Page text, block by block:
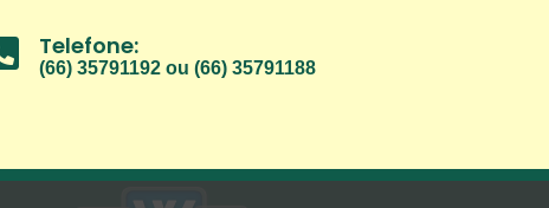
Telefone:
(66) 35791192 ou (66) 35791188